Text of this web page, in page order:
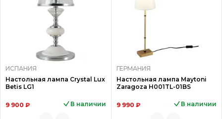
ИСПАНИЯ
Настольная лампа Crystal Lux
Betis LG1
9 900 ₽ В наличии
ГЕРМАНИЯ
Настольная лампа Maytoni
Zaragoza H001TL-01BS
9 990 ₽ В наличии